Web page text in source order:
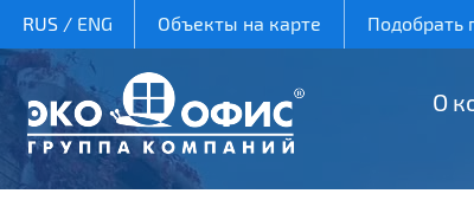
RUS/ ENG Объекты на карте Подобрать
О